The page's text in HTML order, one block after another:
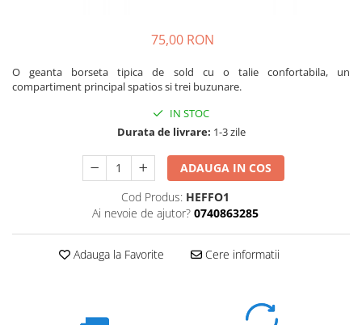
Copii
Espadrile
Bandane
Imbracaminte de corp
Pantaloni copii
75,00 RON
O geanta borseta tipica de sold cu o talie confortabila, un
compartiment principal spatios si trei buzunare.
IN STOC
Durata de livrare: 1-3 zile
ADAUGA IN COS
Cod Produs: HEFFO1
Ai nevoie de ajutor? 0740863285
Adauga la Favorite Cere informatii